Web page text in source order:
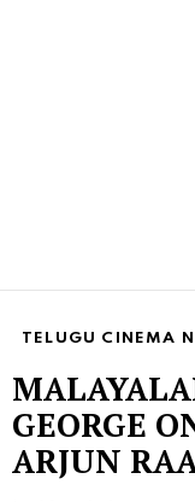
TELUGU CINEMA
GEORGE
ARJUN